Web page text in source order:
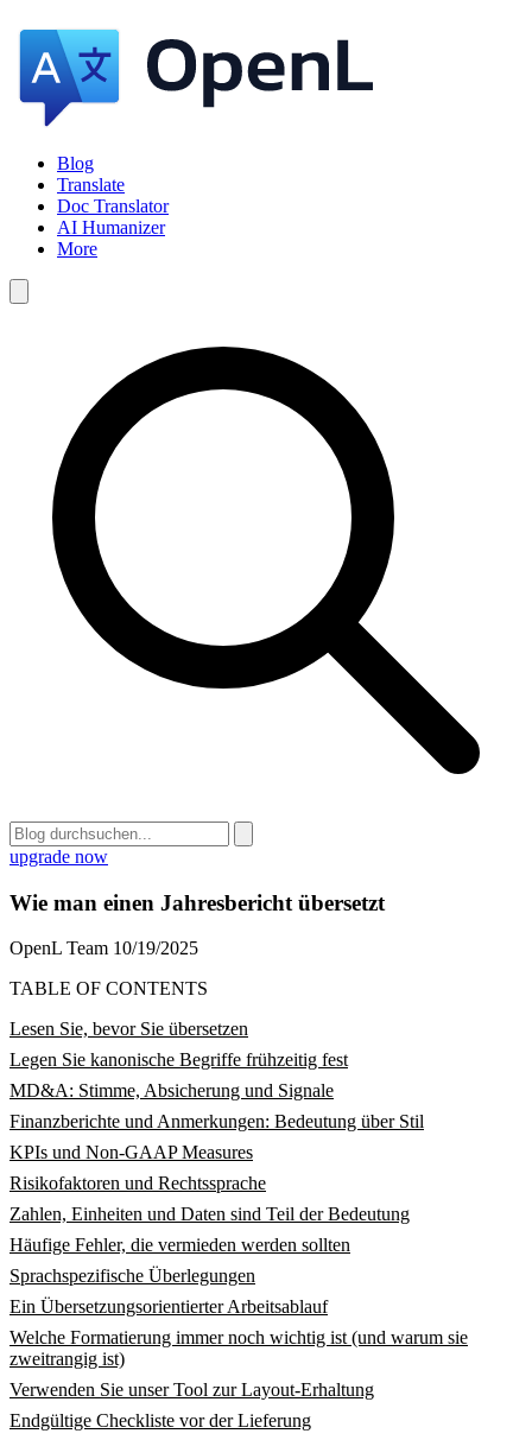
Blog
Translate
Doc Translator
AI Humanizer
More
upgrade now
Wie man einen Jahresbericht übersetzt
OpenL Team 10/19/2025
TABLE OF CONTENTS
Lesen Sie, bevor Sie übersetzen
Legen Sie kanonische Begriffe frühzeitig fest
MD&A: Stimme, Absicherung und Signale
Finanzberichte und Anmerkungen: Bedeutung über Stil
KPIs und Non-GAAP Measures
Risikofaktoren und Rechtssprache
Zahlen, Einheiten und Daten sind Teil der Bedeutung
Häufige Fehler, die vermieden werden sollten
Sprachspezifische Überlegungen
Ein Übersetzungsorientierter Arbeitsablauf
Welche Formatierung immer noch wichtig ist (und warum sie
zweitrangig ist)
Verwenden Sie unser Tool zur Layout-Erhaltung
Endgültige Checkliste vor der Lieferung